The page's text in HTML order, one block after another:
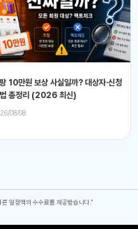
10만원 보상 사실일까? 대상자·신청
총정리 (2026 최신)
08/08
일정액의 수수료를 제공받습니다.”